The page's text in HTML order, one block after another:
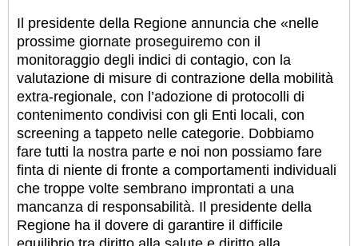
Il presidente della Regione annuncia che «nelle
prossime giornate proseguiremo con il
monitoraggio degli indici di contagio, con la
valutazione di misure di contrazione della mobilità
extra-regionale, con l’adozione di protocolli di
contenimento condivisi con gli Enti locali, con
screening a tappeto nelle categorie. Dobbiamo
fare tutti la nostra parte e noi non possiamo fare
finta di niente di fronte a comportamenti individuali
che troppe volte sembrano improntati a una
mancanza di responsabilità. Il presidente della
Regione ha il dovere di garantire il difficile